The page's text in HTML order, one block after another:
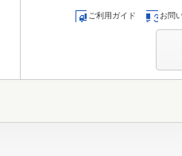
ご利用ガイド お問